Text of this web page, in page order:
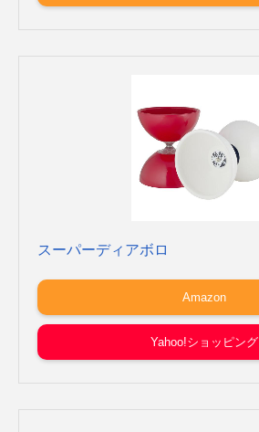
スーパーディアボロ
Amazon
Yahoo!ショッピング